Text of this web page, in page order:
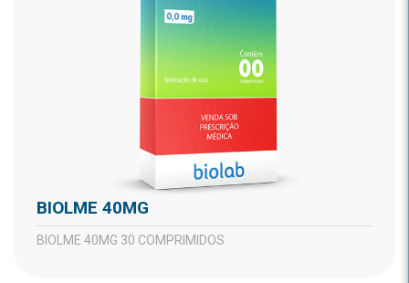
BIOLME 40MG
BIOLME 40MG 30 COMPRIMIDOS